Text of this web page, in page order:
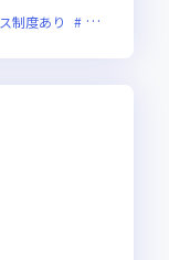
制度あり 新技術に積極